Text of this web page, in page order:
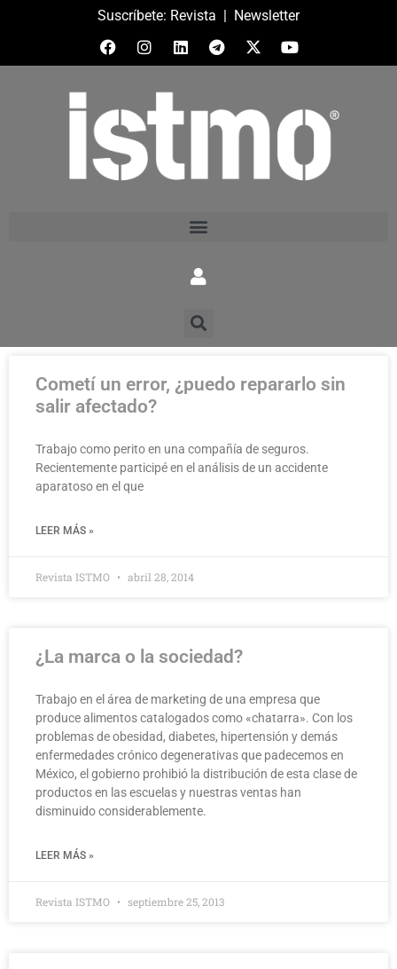
Suscríbete: Revista | Newsletter
Cometí un error, ¿puedo repararlo sin
salir afectado?
Trabajo como perito en una compañía de seguros.
Recientemente participé en el análisis de un accidente
aparatoso en el que
LEER MÁS »
Revista ISTMO abril 28, 2014
¿La marca o la sociedad?
Trabajo en el área de marketing de una empresa que
produce alimentos catalogados como «chatarra». Con los
problemas de obesidad, diabetes, hipertensión y demás
enfermedades crónico degenerativas que padecemos en
México, el gobierno prohibió la distribución de esta clase de
productos en las escuelas y nuestras ventas han
disminuido considerablemente.
LEER MÁS »
Revista ISTMO septiembre 25, 2013